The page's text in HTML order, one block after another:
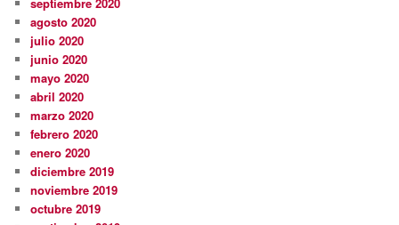
agosto 2020
julio 2020
junio 2020
mayo 2020
abril 2020
marzo 2020
febrero 2020
enero 2020
diciembre 2019
noviembre 2019
octubre 2019